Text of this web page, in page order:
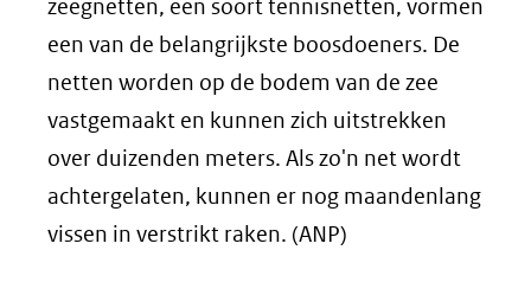
zeegnetten, een soort tennisnetten, vormen
een van de belangrijkste boosdoeners. De
netten worden op de bodem van de zee
vastgemaakt en kunnen zich uitstrekken
over duizenden meters. Als zo'n net wordt
achtergelaten, kunnen er nog maandenlang
vissen in verstrikt raken. (ANP)